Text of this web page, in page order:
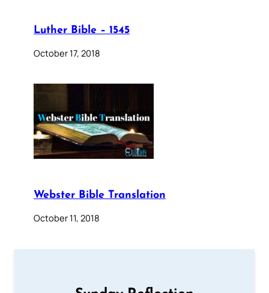
Luther Bible – 1545
October 17, 2018
Webster Bible Translation
October 11, 2018